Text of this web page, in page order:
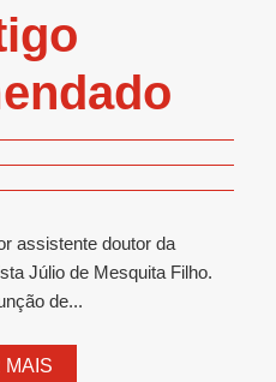
assistente doutor da
Júlio de Mesquita Filho.
de...
MAIS